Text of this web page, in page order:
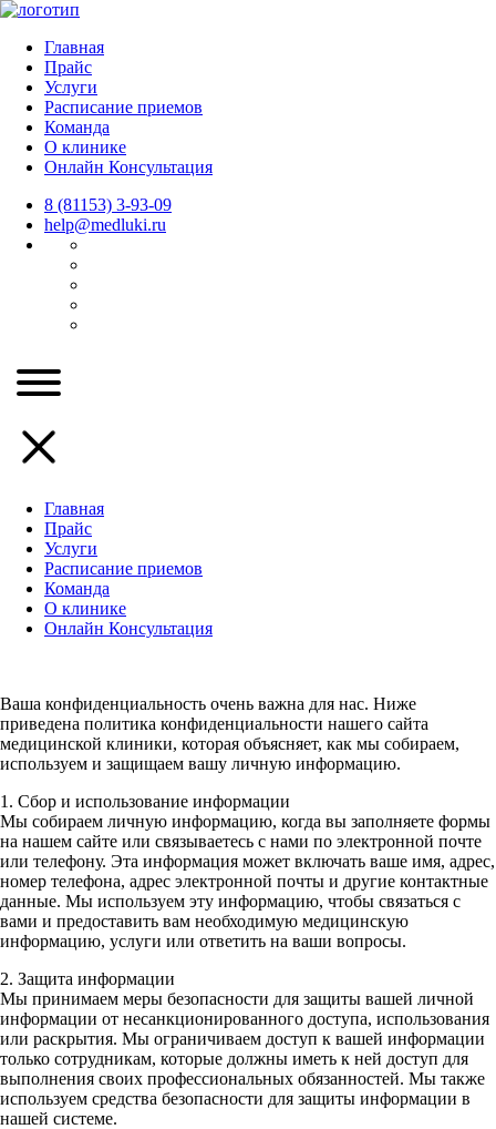
Главная
Прайс
Услуги
Расписание приемов
Команда
О клинике
Онлайн Консультация
8 (81153) 3-93-09
help@medluki.ru
Главная
Прайс
Услуги
Расписание приемов
Команда
О клинике
Онлайн Консультация
Ваша конфиденциальность очень важна для нас. Ниже
приведена политика конфиденциальности нашего сайта
медицинской клиники, которая объясняет, как мы собираем,
используем и защищаем вашу личную информацию.
1. Сбор и использование информации
Мы собираем личную информацию, когда вы заполняете формы
на нашем сайте или связываетесь с нами по электронной почте
или телефону. Эта информация может включать ваше имя, адрес,
номер телефона, адрес электронной почты и другие контактные
данные. Мы используем эту информацию, чтобы связаться с
вами и предоставить вам необходимую медицинскую
информацию, услуги или ответить на ваши вопросы.
2. Защита информации
Мы принимаем меры безопасности для защиты вашей личной
информации от несанкционированного доступа, использования
или раскрытия. Мы ограничиваем доступ к вашей информации
только сотрудникам, которые должны иметь к ней доступ для
выполнения своих профессиональных обязанностей. Мы также
используем средства безопасности для защиты информации в
нашей системе.